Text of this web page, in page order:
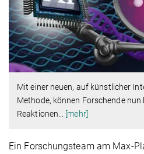
Mit einer neuen, auf künstlicher
Methode, können Forschende
Reaktionen
[mehr]
Ein Forschungsteam am Max-